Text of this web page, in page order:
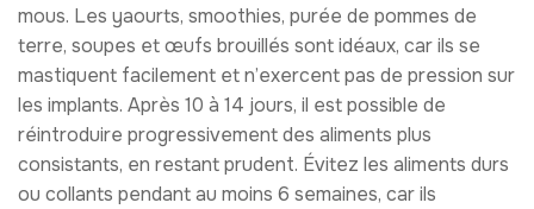
mous. Les yaourts, smoothies, purée de pommes de
terre, soupes et œufs brouillés sont idéaux, car ils se
mastiquent facilement et n’exercent pas de pression sur
les implants. Après 10 à 14 jours, il est possible de
réintroduire progressivement des aliments plus
consistants, en restant prudent. Évitez les aliments durs
ou collants pendant au moins 6 semaines, car ils